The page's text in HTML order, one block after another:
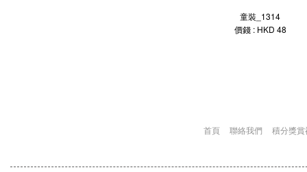
童裝_1314
價錢 : HKD 48
首頁 聯絡我們 積分獎